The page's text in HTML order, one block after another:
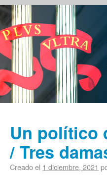
Un político
/ Tres
Creado el 1 diciembre, 2021